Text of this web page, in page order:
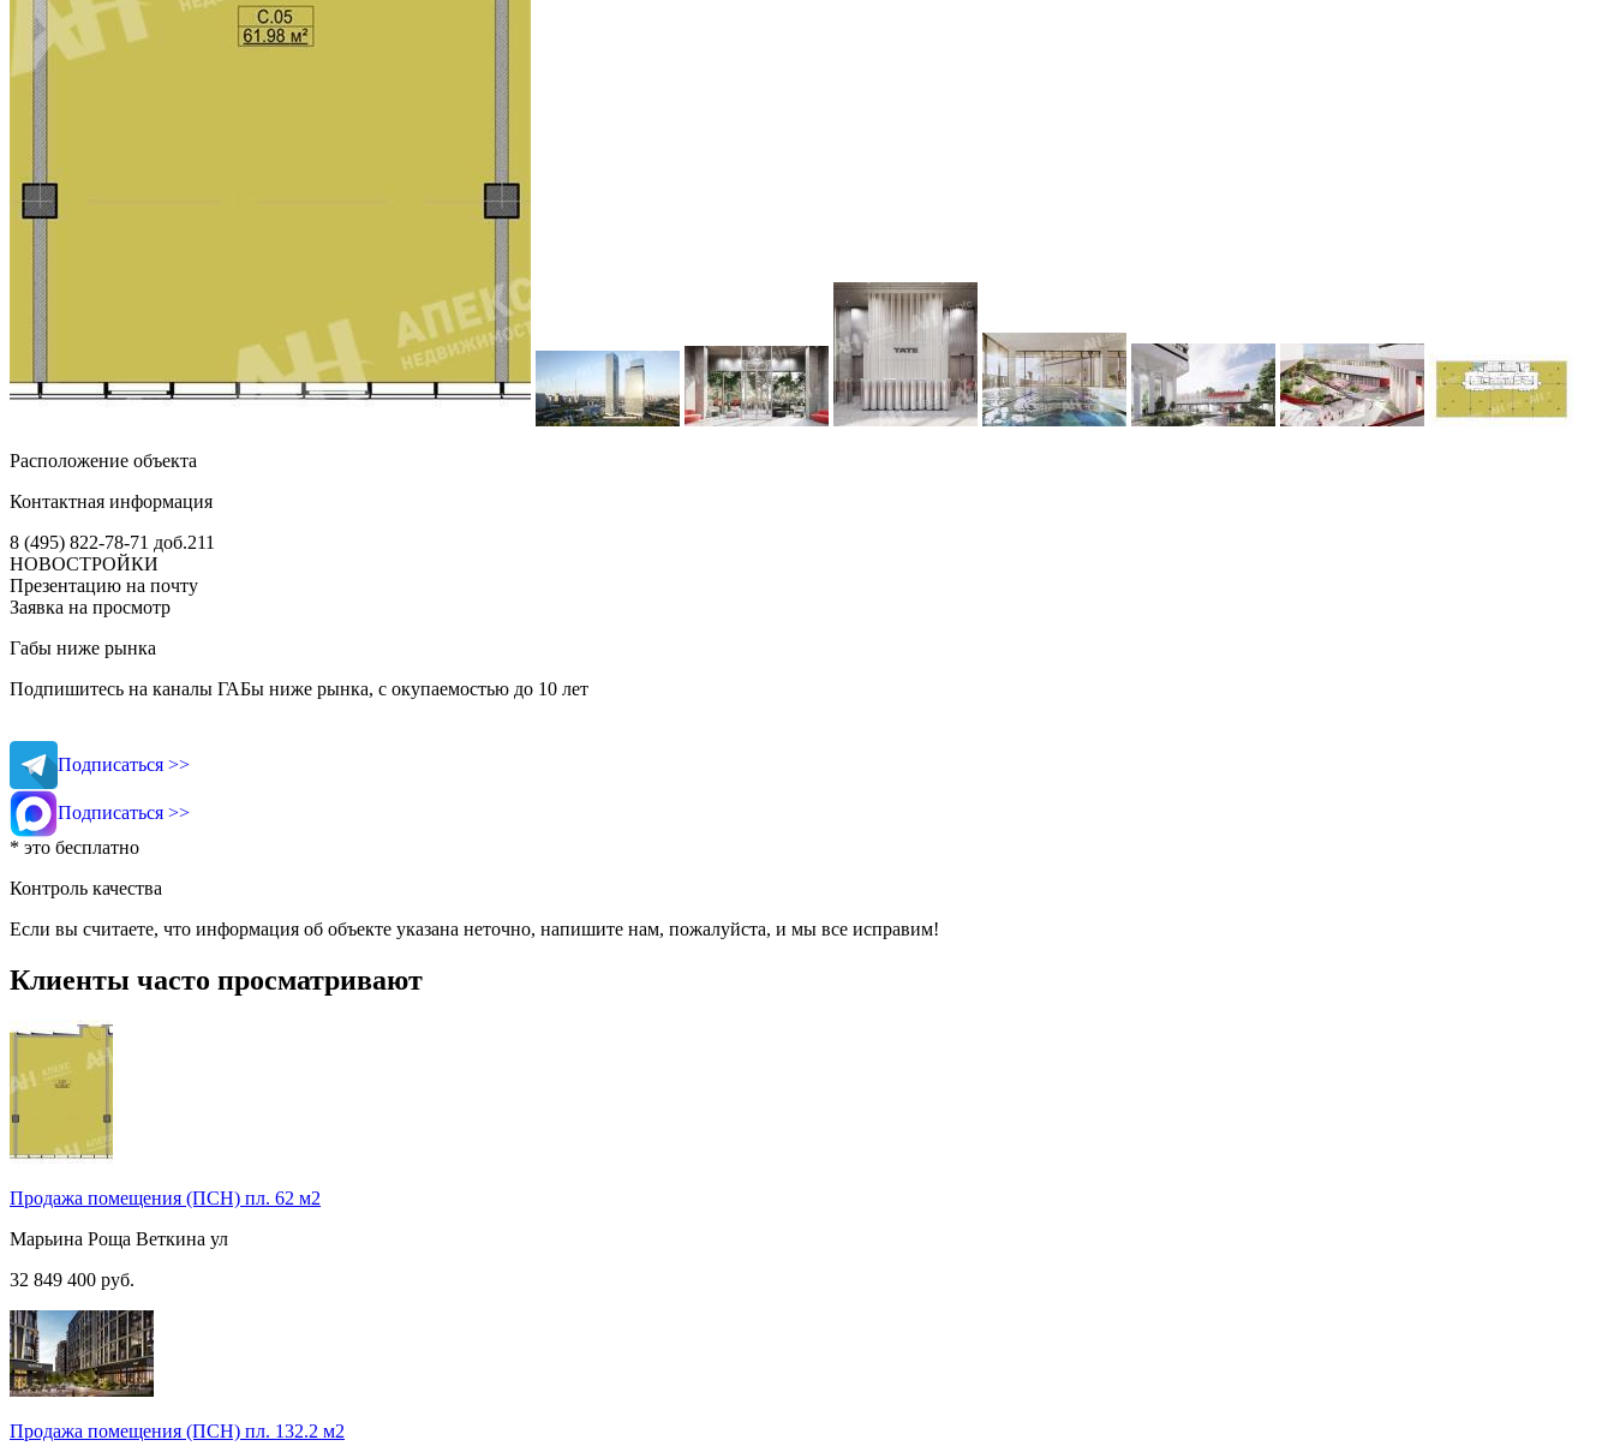
Расположение объекта
Контактная информация
8 (495) 822-78-71 доб.211
НОВОСТРОЙКИ
Презентацию на почту
Заявка на просмотр
Габы ниже рынка
Подпишитесь на каналы ГАБы ниже рынка, с окупаемостью до 10 лет
Подписаться >>
Подписаться >>
* это бесплатно
Контроль качества
Если вы считаете, что информация об объекте указана неточно, напишите нам, пожалуйста, и мы все исправим!
Клиенты часто просматривают
Продажа помещения (ПСН) пл. 62 м2
Марьина Роща Веткина ул
32 849 400 руб.
Продажа помещения (ПСН) пл. 132.2 м2